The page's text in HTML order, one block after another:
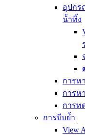
อุปกร
น้ำทิ้ง
การห
การห
การท
การบีบย้ำ
View